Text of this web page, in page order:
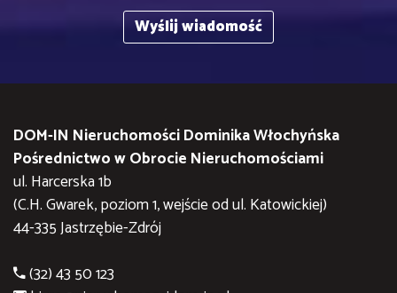
DOM-IN Nieruchomości Dominika Włochyńska
Pośrednictwo w Obrocie Nieruchomościami
ul. Harcerska 1b
(C.H. Gwarek, poziom 1, wejście od ul. Katowickiej)
44-335 Jastrzębie-Zdrój
(32) 43 50 123